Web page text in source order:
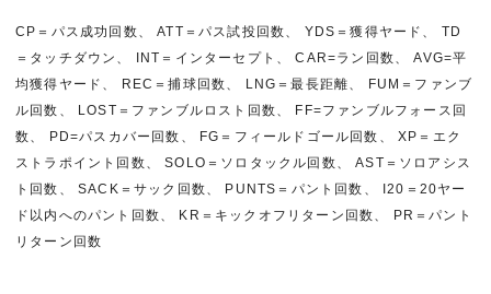
CP＝パス成功回数、 ATT＝パス試投回数、 YDS＝獲得ヤード、 TD
＝タッチダウン、 INT＝インターセプト、 CAR=ラン回数、 AVG=平
均獲得ヤード、 REC＝捕球回数、 LNG＝最長距離、 FUM＝ファンブ
ル回数、 LOST＝ファンブルロスト回数、 FF=ファンブルフォース回
数、 PD=パスカバー回数、 FG＝フィールドゴール回数、 XP＝エク
ストラポイント回数、 SOLO＝ソロタックル回数、 AST＝ソロアシス
ト回数、 SACK＝サック回数、 PUNTS＝パント回数、 I20＝20ヤー
ド以内へのパント回数、 KR＝キックオフリターン回数、 PR＝パント
リターン回数